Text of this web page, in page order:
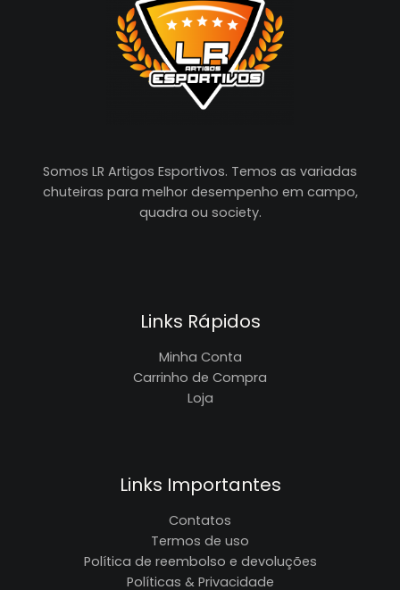
Somos LR Artigos Esportivos. Temos as variadas
chuteiras para melhor desempenho em campo,
quadra ou society.
Links Rápidos
Minha Conta
Carrinho de Compra
Loja
Links Importantes
Contatos
Termos de uso
Política de reembolso e devoluções
Políticas & Privacidade